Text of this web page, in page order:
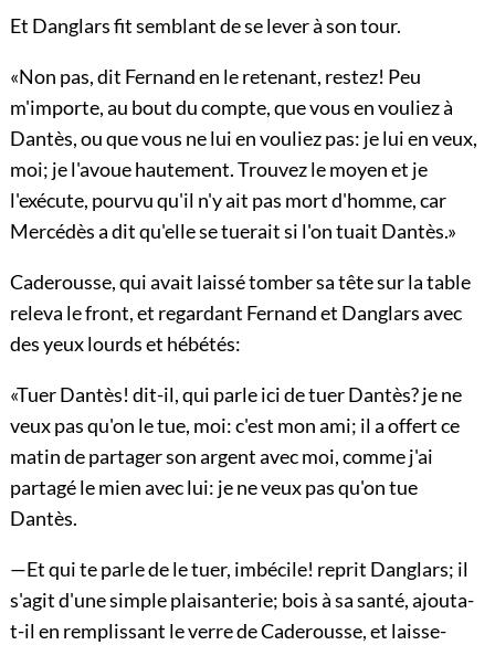
Et Danglars fit semblant de se lever à son tour.
«Non pas, dit Fernand en le retenant, restez! Peu
m'importe, au bout du compte, que vous en vouliez à
Dantès, ou que vous ne lui en vouliez pas: je lui en veux,
moi; je l'avoue hautement. Trouvez le moyen et je
l'exécute, pourvu qu'il n'y ait pas mort d'homme, car
Mercédès a dit qu'elle se tuerait si l'on tuait Dantès.»
Caderousse, qui avait laissé tomber sa tête sur la table
releva le front, et regardant Fernand et Danglars avec
des yeux lourds et hébétés:
«Tuer Dantès! dit-il, qui parle ici de tuer Dantès? je ne
veux pas qu'on le tue, moi: c'est mon ami; il a offert ce
matin de partager son argent avec moi, comme j'ai
partagé le mien avec lui: je ne veux pas qu'on tue
Dantès.
—Et qui te parle de le tuer, imbécile! reprit Danglars; il
s'agit d'une simple plaisanterie; bois à sa santé, ajouta-
t-il en remplissant le verre de Caderousse, et laisse-